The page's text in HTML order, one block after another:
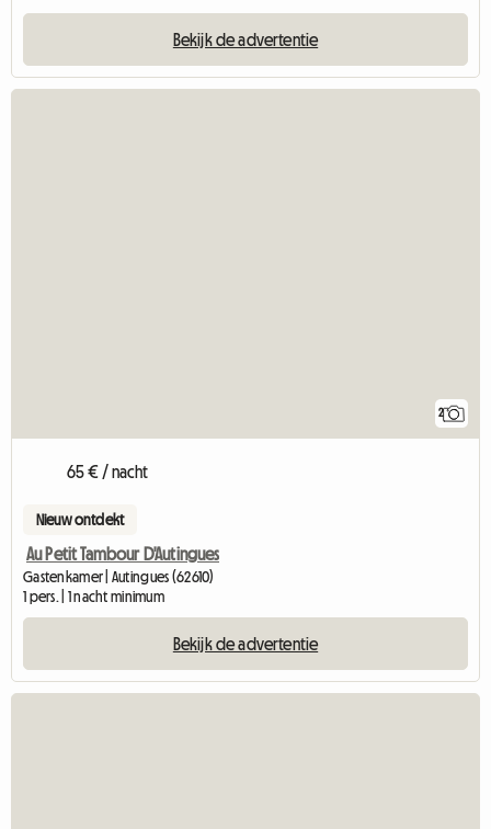
Bekijk de advertentie
2
65 € / nacht
Nieuw ontdekt
Au Petit Tambour D'Autingues
Gastenkamer | Autingues (62610)
1 pers. | 1 nacht minimum
Bekijk de advertentie